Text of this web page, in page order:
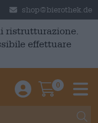
shop@bierothek.de
ristrutturazione.
effettuare
Einloggen /
0